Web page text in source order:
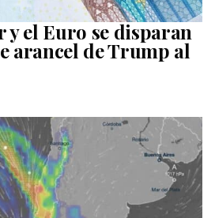
y el Euro se disparan
arancel de Trump al